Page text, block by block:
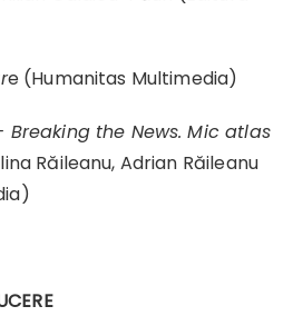
e (Humanitas Multimedia)
the News. Mic atlas
Răileanu, Adrian Răileanu